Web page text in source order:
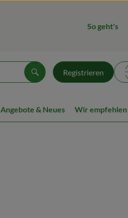
So geht's
Registrieren
Suchen
Angebote & Neues Wir empfehlen